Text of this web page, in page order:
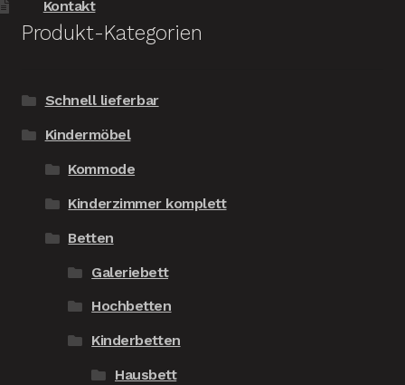
Kontakt
Produkt-Kategorien
Schnell lieferbar
Kindermöbel
Kommode
Kinderzimmer komplett
Betten
Galeriebett
Hochbetten
Kinderbetten
Hausbett